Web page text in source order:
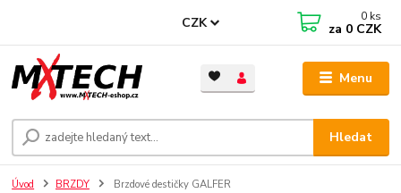
Menu
CZK
Hledat
0 ks
za 0 CZK
Úvod BRZDY Brzdové destičky GALFER